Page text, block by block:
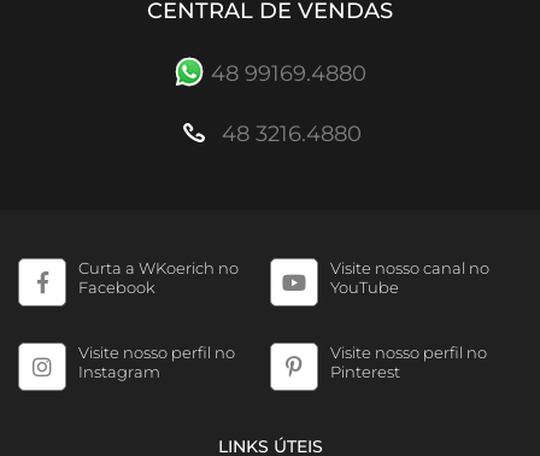
CENTRAL DE VENDAS
48 99169.4880
48 3216.4880
Curta a WKoerich no
Facebook
Visite nosso canal no
YouTube
Visite nosso perfil no
Instagram
Visite nosso perfil no
Pinterest
LINKS ÚTEIS